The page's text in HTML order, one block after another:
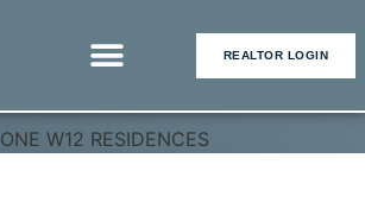
REALTOR LOGIN
ONE W12 RESIDENCES